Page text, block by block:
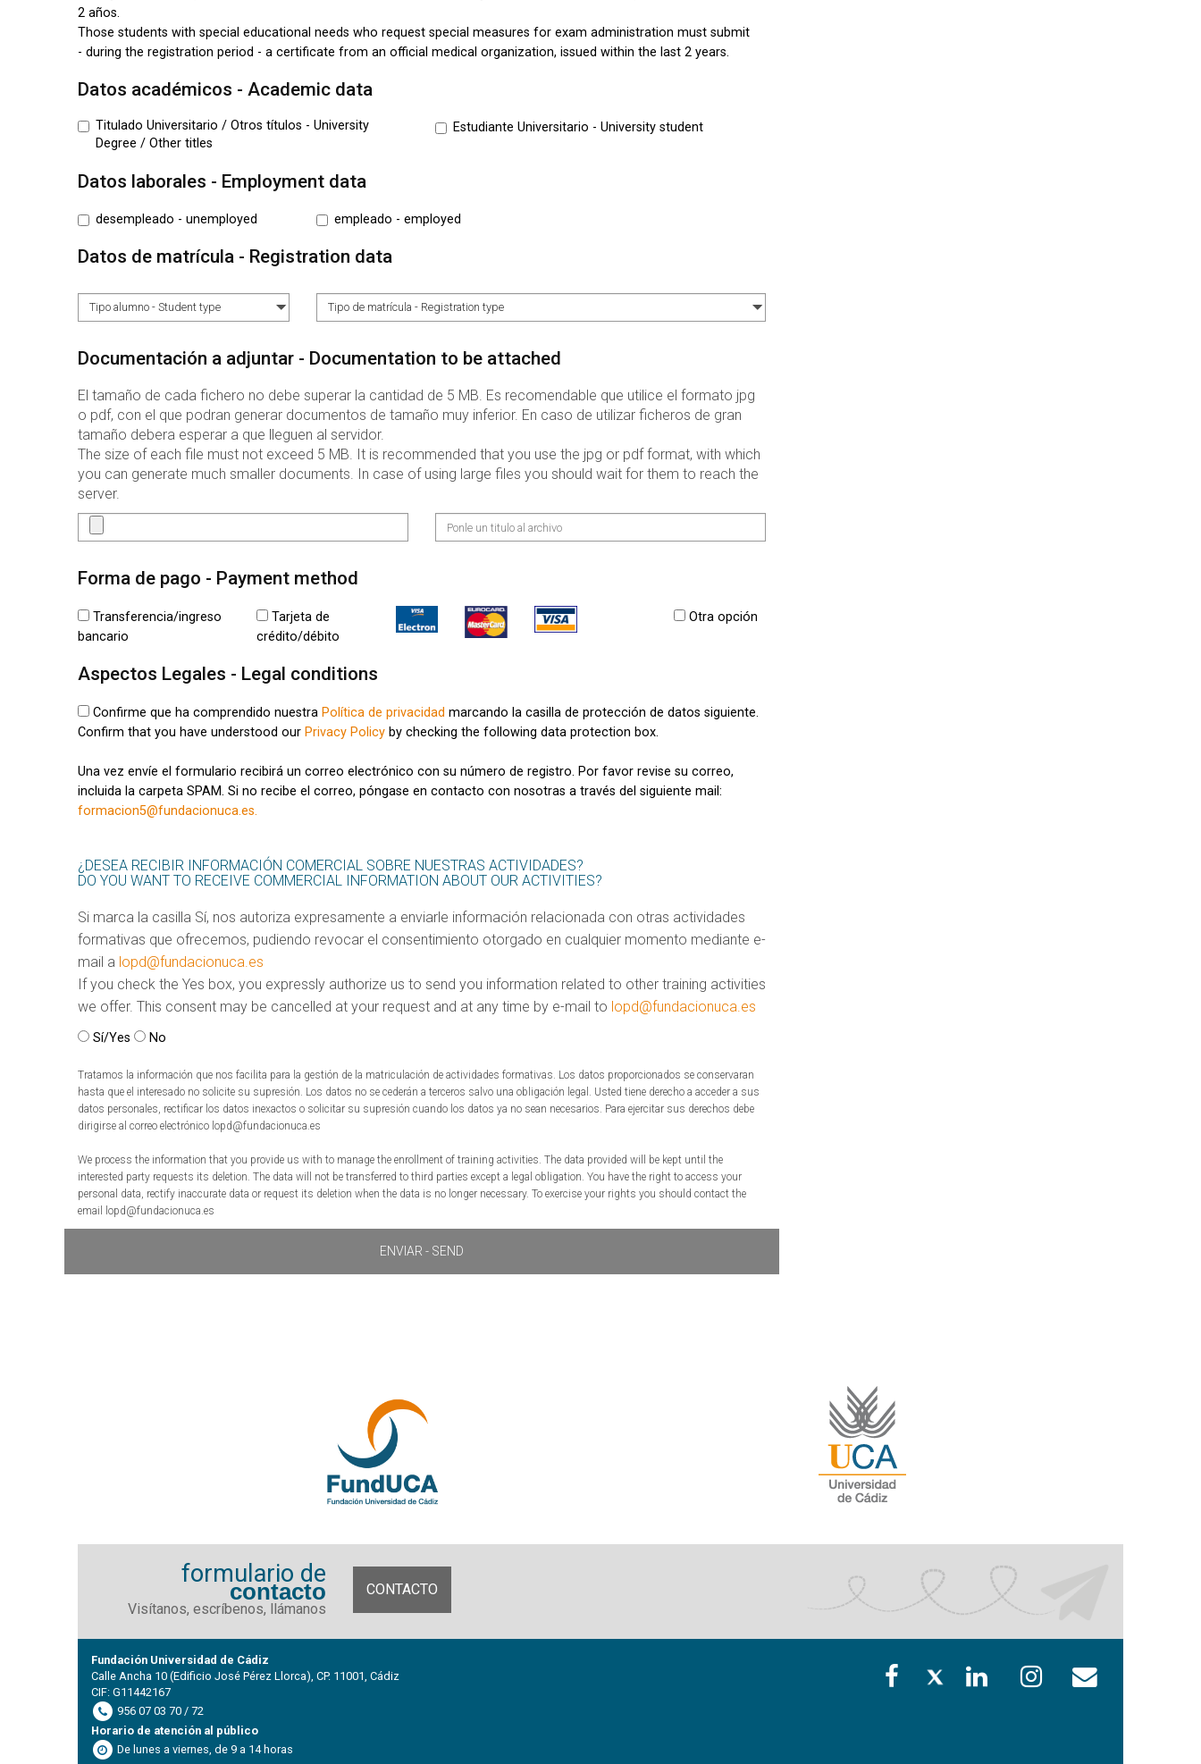
2 años.
Those students with special educational needs who request special measures for exam administration must submit
- during the registration period - a certificate from an official medical organization, issued within the last 2 years.
Datos académicos - Academic data
Titulado Universitario / Otros títulos - University
Degree / Other titles
Estudiante Universitario - University student
Datos laborales - Employment data
desempleado - unemployed empleado - employed
Datos de matrícula - Registration data
Documentación a adjuntar - Documentation to be attached
El tamaño de cada fichero no debe superar la cantidad de 5 MB. Es recomendable que utilice el formato jpg
o pdf, con el que podran generar documentos de tamaño muy inferior. En caso de utilizar ficheros de gran
tamaño debera esperar a que lleguen al servidor.
The size of each file must not exceed 5 MB. It is recommended that you use the jpg or pdf format, with which
you can generate much smaller documents. In case of using large files you should wait for them to reach the
server.
Forma de pago - Payment method
Transferencia/ingreso
bancario
Tarjeta de
crédito/débito
Otra opción
Aspectos Legales - Legal conditions
Confirme que ha comprendido nuestra Política de privacidad marcando la casilla de protección de datos siguiente.
Confirm that you have understood our Privacy Policy by checking the following data protection box.
Una vez envíe el formulario recibirá un correo electrónico con su número de registro. Por favor revise su correo,
incluida la carpeta SPAM. Si no recibe el correo, póngase en contacto con nosotras a través del siguiente mail:
formacion5@fundacionuca.es.
¿DESEA RECIBIR INFORMACIÓN COMERCIAL SOBRE NUESTRAS ACTIVIDADES?
DO YOU WANT TO RECEIVE COMMERCIAL INFORMATION ABOUT OUR ACTIVITIES?
Si marca la casilla Sí, nos autoriza expresamente a enviarle información relacionada con otras actividades
formativas que ofrecemos, pudiendo revocar el consentimiento otorgado en cualquier momento mediante e-
mail a lopd@fundacionuca.es
If you check the Yes box, you expressly authorize us to send you information related to other training activities
we offer. This consent may be cancelled at your request and at any time by e-mail to lopd@fundacionuca.es
Sí/Yes No
Tratamos la información que nos facilita para la gestión de la matriculación de actividades formativas. Los datos proporcionados se conservaran
hasta que el interesado no solicite su supresión. Los datos no se cederán a terceros salvo una obligación legal. Usted tiene derecho a acceder a sus
datos personales, rectificar los datos inexactos o solicitar su supresión cuando los datos ya no sean necesarios. Para ejercitar sus derechos debe
dirigirse al correo electrónico lopd@fundacionuca.es
We process the information that you provide us with to manage the enrollment of training activities. The data provided will be kept until the
interested party requests its deletion. The data will not be transferred to third parties except a legal obligation. You have the right to access your
personal data, rectify inaccurate data or request its deletion when the data is no longer necessary. To exercise your rights you should contact the
email lopd@fundacionuca.es
formulario de
contacto
Visítanos, escríbenos, llámanos
CONTACTO
Fundación Universidad de Cádiz
Calle Ancha 10 (Edificio José Pérez Llorca), CP. 11001, Cádiz
CIF: G11442167
956 07 03 70 / 72
Horario de atención al público
De lunes a viernes, de 9 a 14 horas